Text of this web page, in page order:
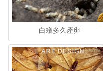
白蟻多久產卵